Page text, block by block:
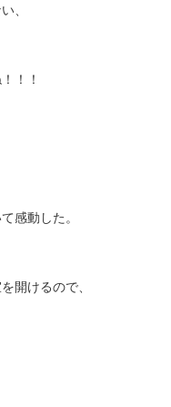
、
！！
感動した。
開けるので、